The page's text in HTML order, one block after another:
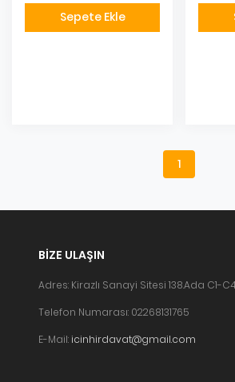
Sepete Ekle
1
BIZE ULAŞIN
Adres: Kirazlı Sanayi Sitesi 138.Ada C1-
Telefon Numarası: 02268131765
E-Mail: icinhirdavat@gmail.com